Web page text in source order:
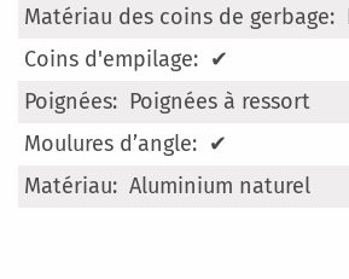
✔
Poignées à ressort
✔
Aluminium naturel